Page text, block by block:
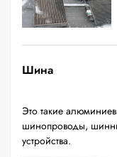
Шина
Это такие
шинопроводы,
устройства.